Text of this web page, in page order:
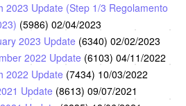
2023 Update (Step 1/3 Regolamento
(5986) 02/04/2023
2023 Update (6340) 02/02/2023
2022 Update (6103) 04/11/2022
2022 Update (7434) 10/03/2022
Update (8613) 09/07/2021